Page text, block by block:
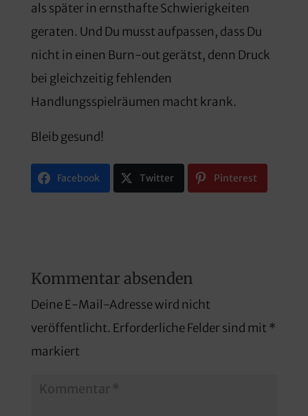
als später in ernsthafte Schwierigkeiten
geraten. Und Du musst aufpassen, dass Du
nicht in einen Burn-out gerätst, denn Druck
bei gleichzeitig fehlenden
Handlungsspielräumen macht krank.
Bleib gesund!
Facebook Twitter Pinterest
Kommentar absenden
Deine E-Mail-Adresse wird nicht
veröffentlicht. Erforderliche Felder sind mit *
markiert